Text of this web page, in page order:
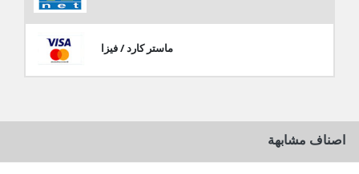
ماستر كارد / فيزا
اصناف مشابهة